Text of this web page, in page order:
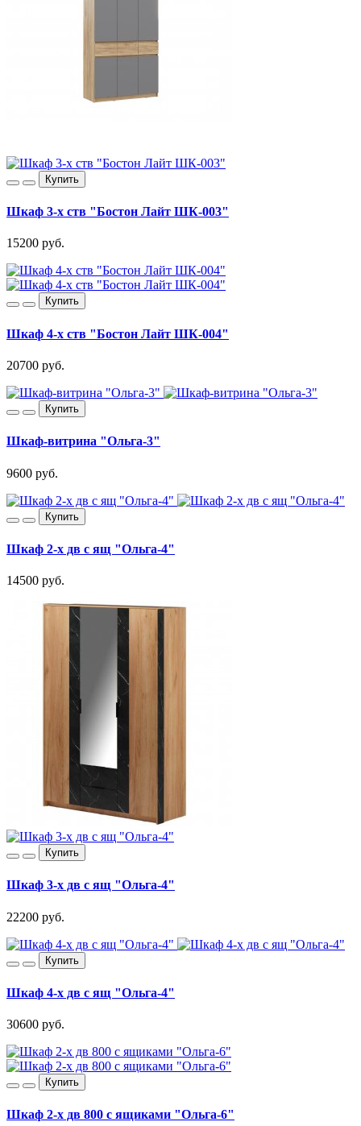
Купить
Шкаф 3-х ств "Бостон Лайт ШК-003"
15200 руб.
Купить
Шкаф 4-х ств "Бостон Лайт ШК-004"
20700 руб.
Купить
Шкаф-витрина "Ольга-3"
9600 руб.
Купить
Шкаф 2-х дв с ящ "Ольга-4"
14500 руб.
Купить
Шкаф 3-х дв с ящ "Ольга-4"
22200 руб.
Купить
Шкаф 4-х дв с ящ "Ольга-4"
30600 руб.
Купить
Шкаф 2-х дв 800 с ящиками "Ольга-6"